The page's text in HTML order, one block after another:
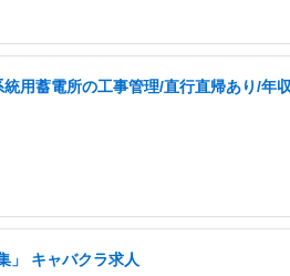
用蓄電所の工事管理/直行直帰あり/年
」 キャバクラ求人